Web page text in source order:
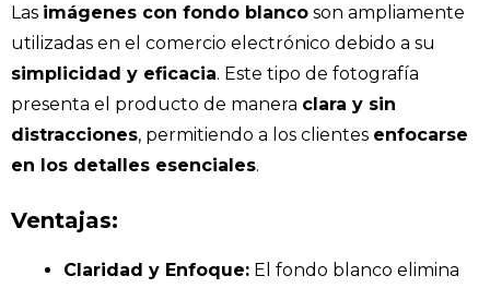
Las imágenes con fondo blanco son ampliamente
utilizadas en el comercio electrónico debido a su
simplicidad y eficacia. Este tipo de fotografía
presenta el producto de manera clara y sin
distracciones, permitiendo a los clientes enfocarse
en los detalles esenciales.
Ventajas:
Claridad y Enfoque: El fondo blanco elimina